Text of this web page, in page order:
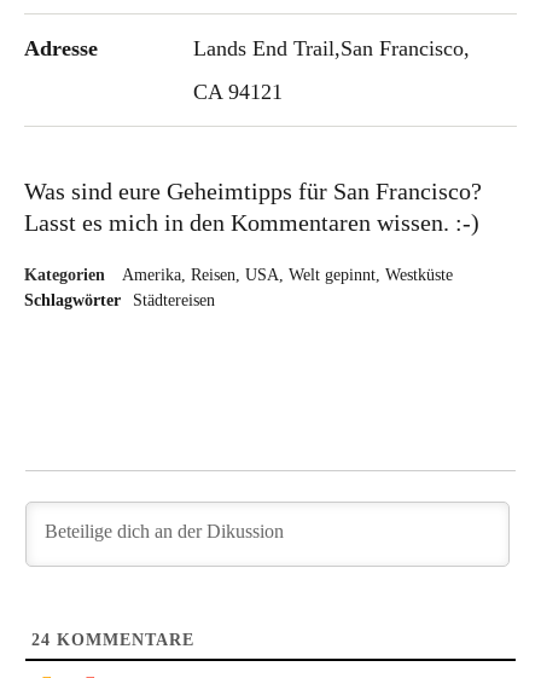
Adresse
Lands End Trail,San Francisco,
CA 94121
Was sind eure Geheimtipps für San Francisco?
Lasst es mich in den Kommentaren wissen. :-)
Kategorien Amerika Reisen USA Welt gepinnt Westküste
Schlagwörter
Städtereisen
24 KOMMENTARE